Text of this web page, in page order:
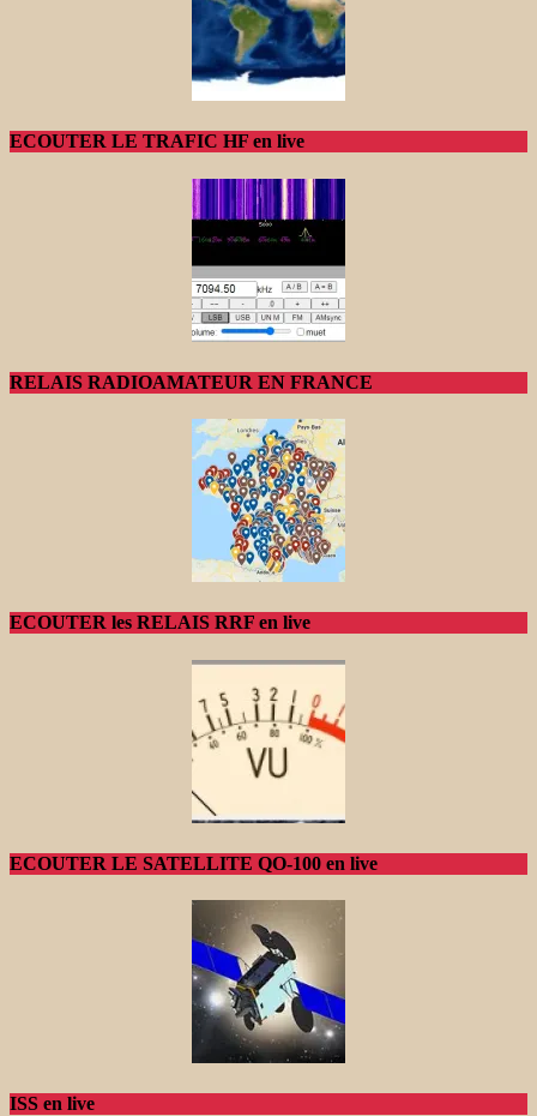
ECOUTER LE TRAFIC HF en live
RELAIS RADIOAMATEUR EN FRANCE
ECOUTER les RELAIS RRF en live
ECOUTER LE SATELLITE QO-100 en live
ISS en live